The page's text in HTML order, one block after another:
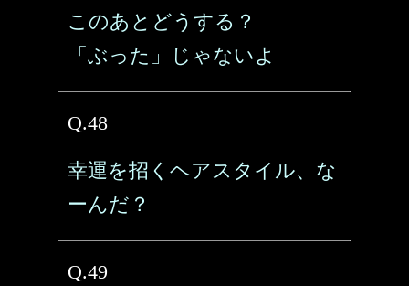
このあとどうする？
「ぶった」じゃないよ
Q.48
幸運を招くヘアスタイル、な
ーんだ？
Q.49